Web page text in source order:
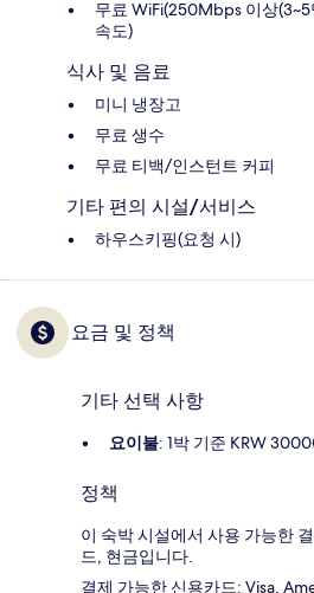
무료 WiFi(250Mbps 이상
속도)
식사 및 음료
미니 냉장고
무료 생수
무료 티백/인스턴트 커피
기타 편의 시설/서비스
하우스키핑(요청 시)
요금 및 정책
기타 선택 사항
요이불: 1박 기준 KRW
정책
이 숙박 시설에서 사용 가능한
드, 현금입니다.
결제 가능한 신용카드: Visa,